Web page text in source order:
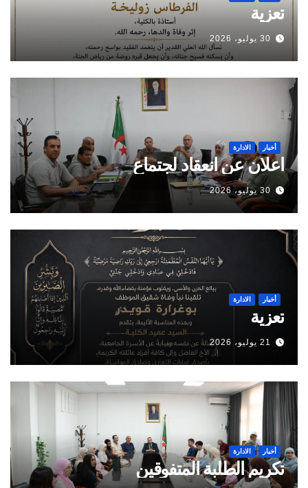
تعزية
30 يوليو، 2026
أخبار الادارة
اعلان عن انعقاد لجتماع
30 يوليو، 2026
أخبار الادارة
تعزية
21 يوليو، 2026
أخبار الادارة
تكريم الطلبة المتفوقين